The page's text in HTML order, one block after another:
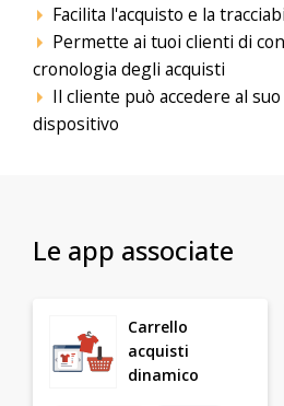
Facilita l'acquisto e la
Permette ai tuoi clienti di
cronologia degli acquisti
Il cliente può accedere al
dispositivo
Le app associate
Carrello
acquisti
dinamico